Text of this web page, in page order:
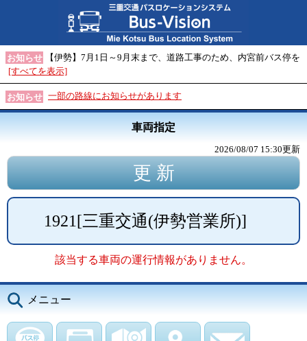
お知らせ
【伊勢】7月1日～9月末まで、道路工事のため、内宮前バス停を
[すべてを表示]
お知らせ 一部の路線にお知らせがあります
車両指定
2026/08/07 15:30更新
1921[三重交通(伊勢営業所)]
該当する車両の運行情報がありません。
メニュー